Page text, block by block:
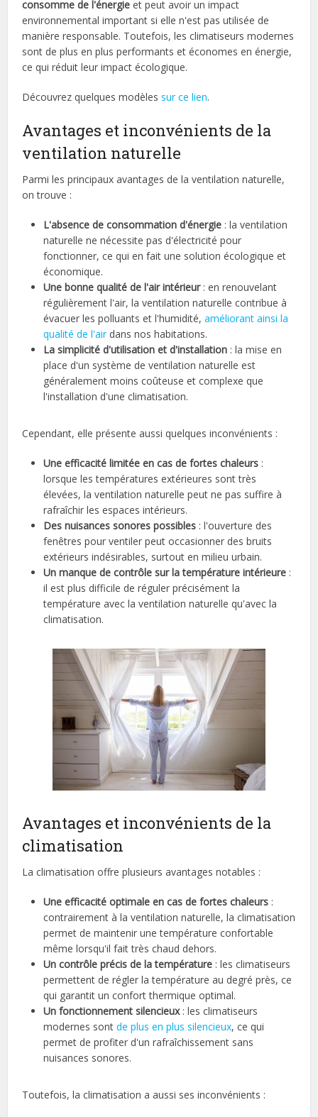
consomme de l'énergie et peut avoir un impact
environnemental important si elle n'est pas utilisée de
manière responsable. Toutefois, les climatiseurs modernes
sont de plus en plus performants et économes en énergie,
ce qui réduit leur impact écologique.
Découvrez quelques modèlessur ce lien.
Avantages et inconvénients de la
ventilation naturelle
Parmi les principaux avantages de la ventilation naturelle,
on trouve :
L'absence de consommation d'énergie : la ventilation
naturelle ne nécessite pas d'électricité pour
fonctionner, ce qui en fait une solution écologique et
économique.
Une bonne qualité de l'air intérieur: en renouvelant
régulièrement l'air, la ventilation naturelle contribue à
évacuer les polluants et l'humidité,améliorant ainsi la
qualité de l'airdans nos habitations.
La simplicité d'utilisation et d'installation : la mise en
place d'un système de ventilation naturelle est
généralement moins coûteuse et complexe que
l'installation d'une climatisation.
Cependant, elle présente aussi quelques inconvénients :
Une efficacité limitée en cas de fortes chaleurs :
lorsque les températures extérieures sont très
élevées, la ventilation naturelle peut ne pas suffire à
rafraîchir les espaces intérieurs.
Des nuisances sonores possibles : l'ouverture des
fenêtres pour ventiler peut occasionner des bruits
extérieurs indésirables, surtout en milieu urbain.
Un manque de contrôle sur la température intérieure :
il est plus difficile de réguler précisément la
température avec la ventilation naturelle qu'avec la
climatisation.
Avantages et inconvénients de la
climatisation
La climatisation offre plusieurs avantages notables :
Une efficacité optimale en cas de fortes chaleurs :
contrairement à la ventilation naturelle, la climatisation
permet de maintenir une température confortable
même lorsqu'il fait très chaud dehors.
Un contrôle précis de la température : les climatiseurs
permettent de régler la température au degré près, ce
qui garantit un confort thermique optimal.
Un fonctionnement silencieux: les climatiseurs
modernes sont de plus en plus silencieux, ce qui
permet de profiter d'un rafraîchissement sans
nuisances sonores.
Toutefois, la climatisation a aussi ses inconvénients :